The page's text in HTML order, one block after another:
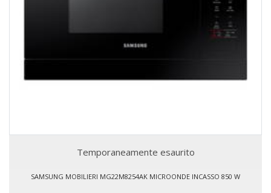
Temporaneamente esaurito
SAMSUNG MOBILIERI MG22M8254AK MICROONDE INCASSO 850 W